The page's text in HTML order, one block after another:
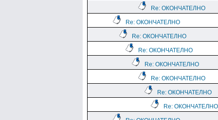
Re: ОКОНЧАТЕЛНО
Re: ОКОНЧАТЕЛНО
Re: ОКОНЧАТЕЛНО
Re: ОКОНЧАТЕЛНО
Re: ОКОНЧАТЕЛНО
Re: ОКОНЧАТЕЛНО
Re: ОКОНЧАТЕЛНО
Re: ОКОНЧАТЕЛНО